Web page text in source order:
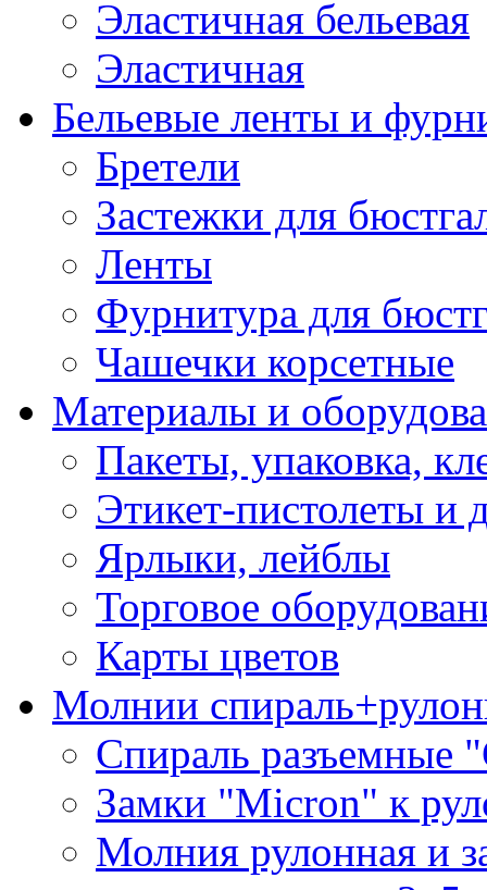
Эластичная бельевая
Эластичная
Бельевые ленты и
Бретели
Застежки для
Ленты
Фурнитура для
Чашечки корсетные
Материалы и
Пакеты, упаковка,
Этикет-пистолеты и
Ярлыки, лейблы
Торговое
Карты цветов
Молнии
Спираль разъемные
Замки "Micron" к
Молния рулонная и